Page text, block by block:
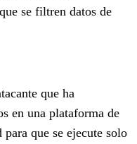
se filtren datos de
que ha
en una plataforma de
que se ejecute solo